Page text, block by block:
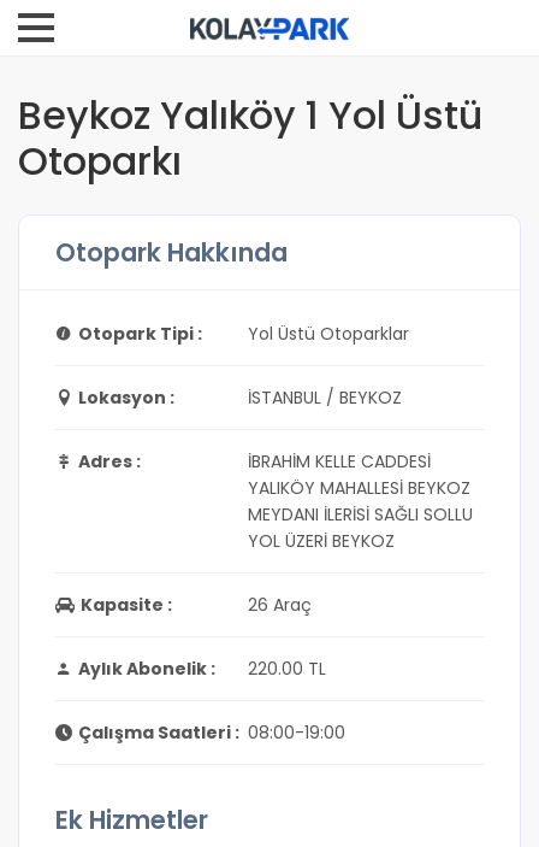
Beykoz Yalıköy 1 Yol Üstü
Otoparkı
Otopark Hakkında
Otopark Tipi : Yol Üstü Otoparklar
Lokasyon : İSTANBUL / BEYKOZ
Adres :
İBRAHİM KELLE CADDESİ
YALIKÖY MAHALLESİ BEYKOZ
MEYDANI İLERİSİ SAĞLI SOLLU
YOL ÜZERİ BEYKOZ
Kapasite : 26 Araç
Aylık Abonelik : 220.00 TL
Çalışma Saatleri : 08:00-19:00
Ek Hizmetler